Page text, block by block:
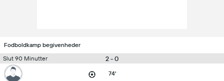
Fodboldkamp begivenheder
Slut 90 Minutter
2 - 0
74'